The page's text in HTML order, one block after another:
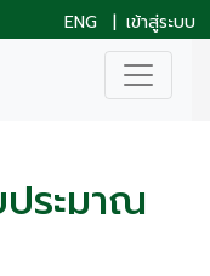
ENG | เข้าสู่ระบบ
ประมาณ